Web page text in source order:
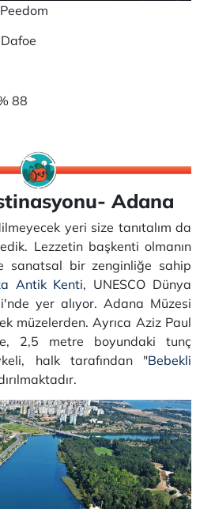
88
Adana
yeri size tanıtalım da
Lezzetin başkenti olmanın
sanatsal bir zenginliğe sahip
Antik Kenti, UNESCO Dünya
yer alıyor. Adana Müzesi
müzelerden. Ayrıca Aziz Paul
2,5 metre boyundaki tunç
halk tarafından "Bebekli